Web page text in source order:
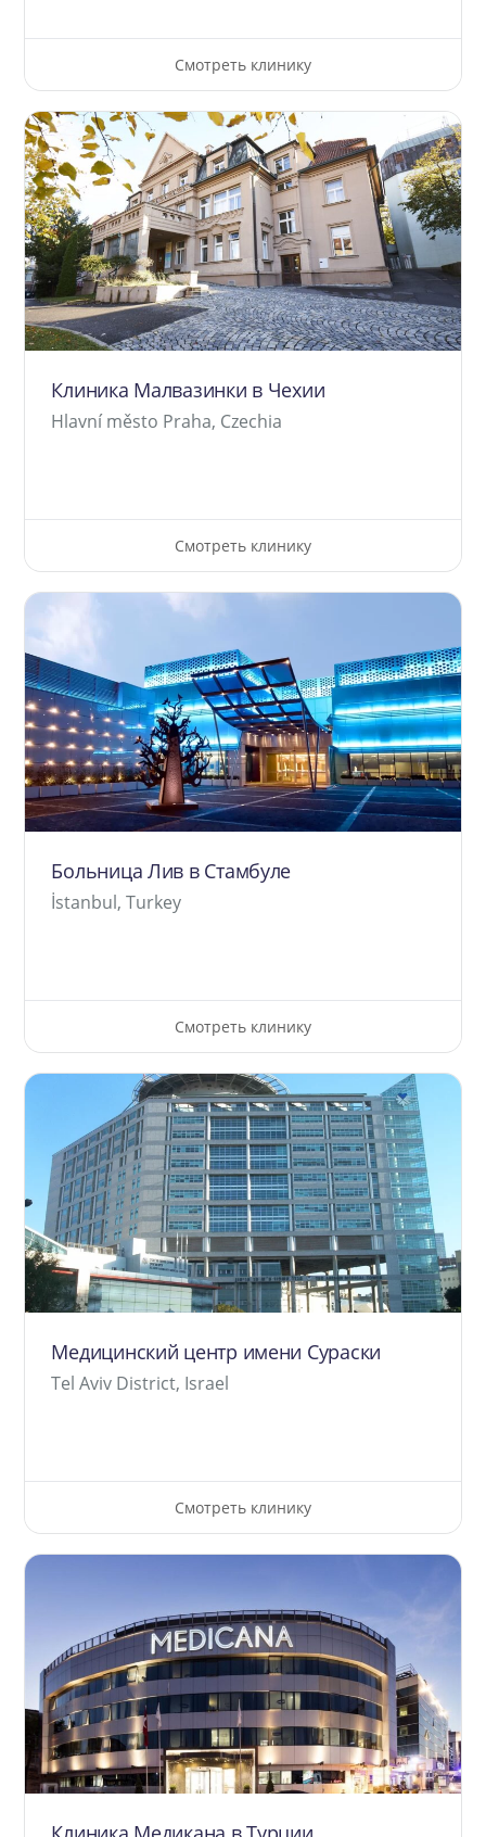
Смотреть клинику
Клиника Малвазинки в Чехии
Hlavní město Praha, Czechia
Смотреть клинику
Больница Лив в Стамбуле
İstanbul, Turkey
Смотреть клинику
Медицинский центр имени Сураски
Tel Aviv District, Israel
Смотреть клинику